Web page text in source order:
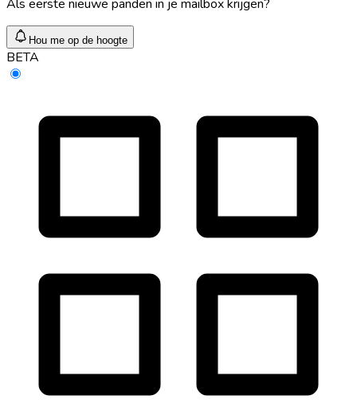
Als eerste nieuwe panden in je mailbox krijgen?
Hou me op de hoogte
BETA